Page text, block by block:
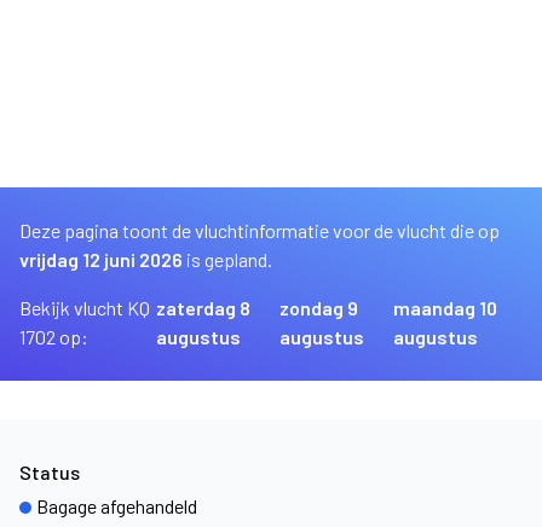
Deze pagina toont de vluchtinformatie voor de vlucht die op
vrijdag 12 juni 2026 is gepland.
Bekijk vlucht KQ
1702 op:
zaterdag 8
augustus
zondag 9
augustus
maandag 10
augustus
Status
Bagage afgehandeld